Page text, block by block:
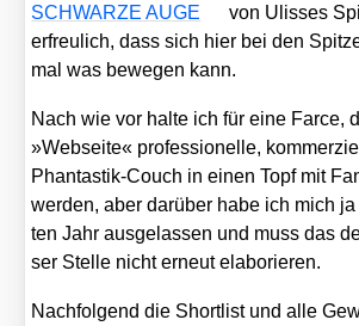
SCHWARZE AUGE
von Ulis­ses
erfreu­lich, dass sich hier bei den
mal was bewe­gen kann.
Nach wie vor hal­te ich für eine Far­ce,
»Web­sei­te« pro­fes­sio­nel­le,
Phan­tas­tik-Couch in einen Topf mit
wer­den, aber dar­über habe ich mich
ten Jahr aus­ge­las­sen und muss das
ser Stel­le nicht erneut ela­bo­rie­ren.
Nach­fol­gend die Short­list und alle